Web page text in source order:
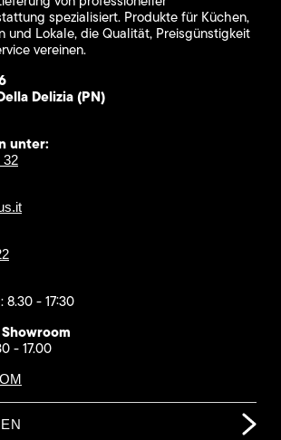
spezialisiert. Produkte für Küchen,
und Lokale, die Qualität, Preisgünstigkeit
vereinen.
Delizia (PN)
unter:
32
8.30 - 17:30
- 17.00